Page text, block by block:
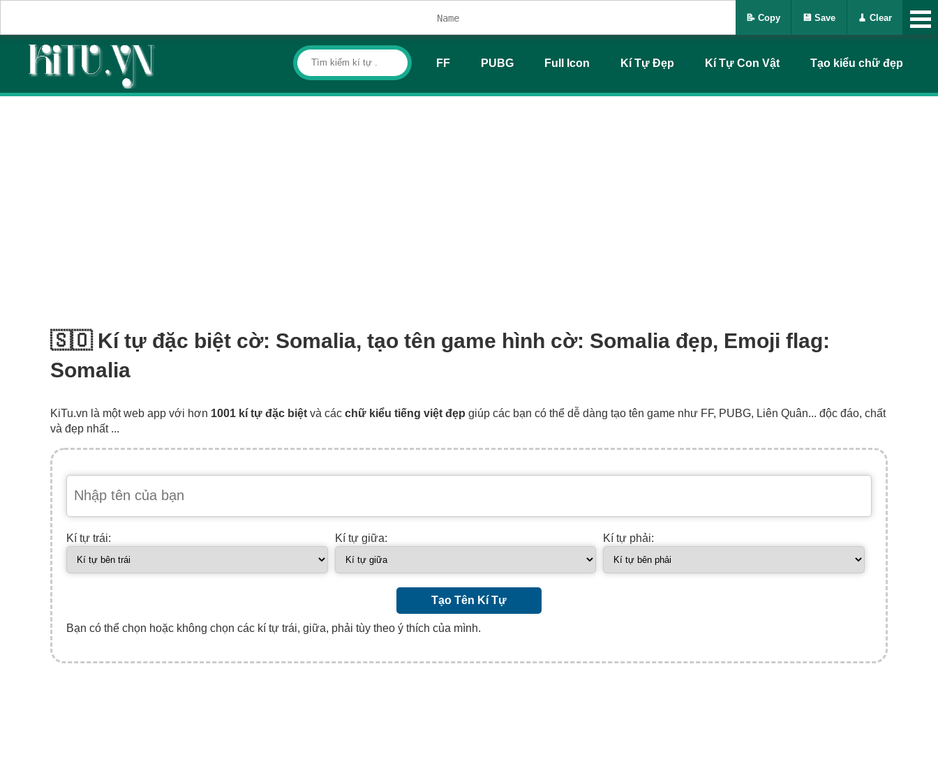
FF PUBG Full Icon Kí Tự Đẹp Kí Tự Con Vật Tạo kiểu chữ đẹp
🇸🇴 Kí tự đặc biệt cờ: Somalia, tạo tên game hình cờ: Somalia đẹp, Emoji flag:
Somalia
KiTu.vn là một web app với hơn 1001 kí tự đặc biệt và các chữ kiểu tiếng việt đẹp giúp các bạn có thể dễ dàng tạo tên game như FF, PUBG, Liên Quân... độc đáo, chất
và đẹp nhất ...
Kí tự trái: Kí tự giữa: Kí tự phải:
Tạo Tên Kí Tự
Bạn có thể chọn hoặc không chọn các kí tự trái, giữa, phải tùy theo ý thích của mình.
📝 Copy 💾 Save 🧹 Clear